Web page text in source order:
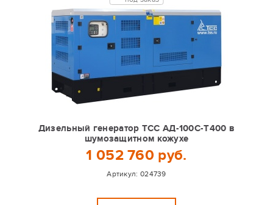
Дизельный генератор ТСС АД-100С-Т400 в
шумозащитном кожухе
1 052 760 руб.
Артикул: 024739